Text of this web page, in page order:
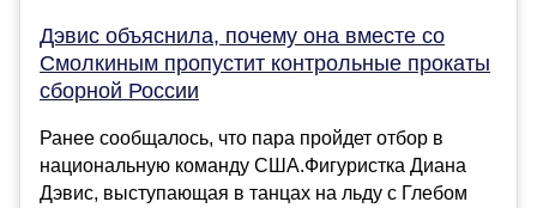
Дэвис объяснила, почему она вместе со
Смолкиным пропустит контрольные прокаты
сборной России
Ранее сообщалось, что пара пройдет отбор в
национальную команду США.Фигуристка Диана
Дэвис, выступающая в танцах на льду с Глебом